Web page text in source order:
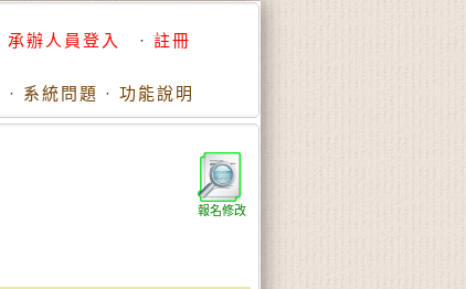
承辦人員登入 · 註冊
· 系統問題 · 功能說明
報名修改